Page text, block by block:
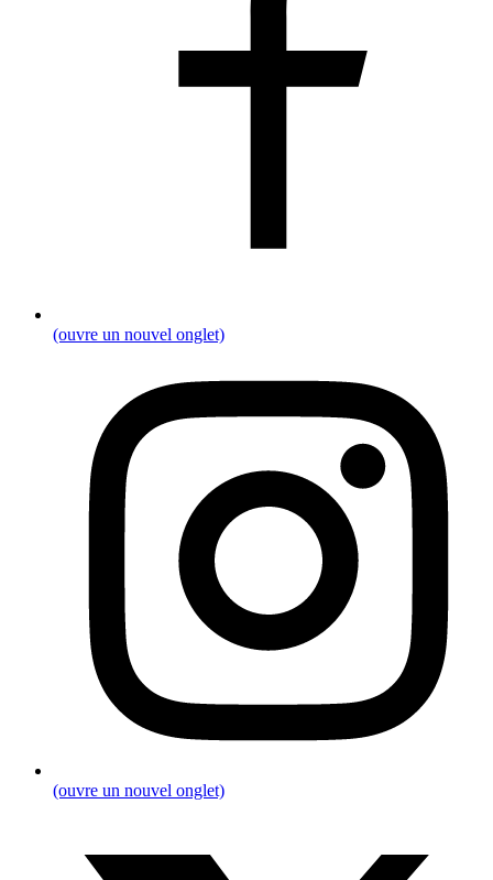
(ouvre un nouvel onglet)
(ouvre un nouvel onglet)